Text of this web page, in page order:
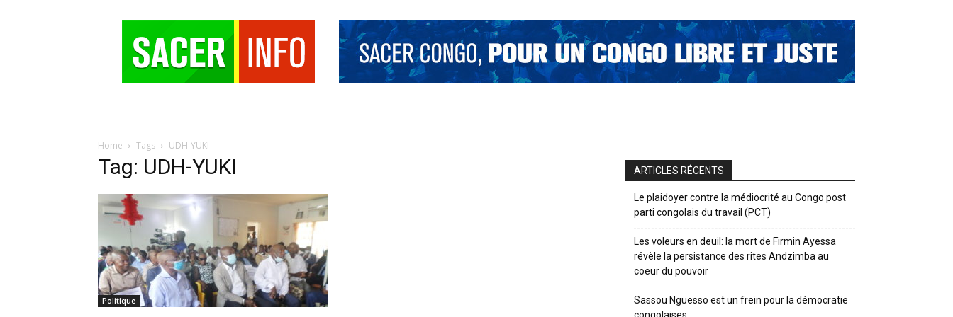
Home Tags UDH-YUKI
Tag: UDH-YUKI
Politique
ARTICLES RÉCENTS
Le plaidoyer contre la médiocrité au Congo post
parti congolais du travail (PCT)
Les voleurs en deuil: la mort de Firmin Ayessa
révèle la persistance des rites Andzimba au
coeur du pouvoir
Sassou Nguesso est un frein pour la démocratie